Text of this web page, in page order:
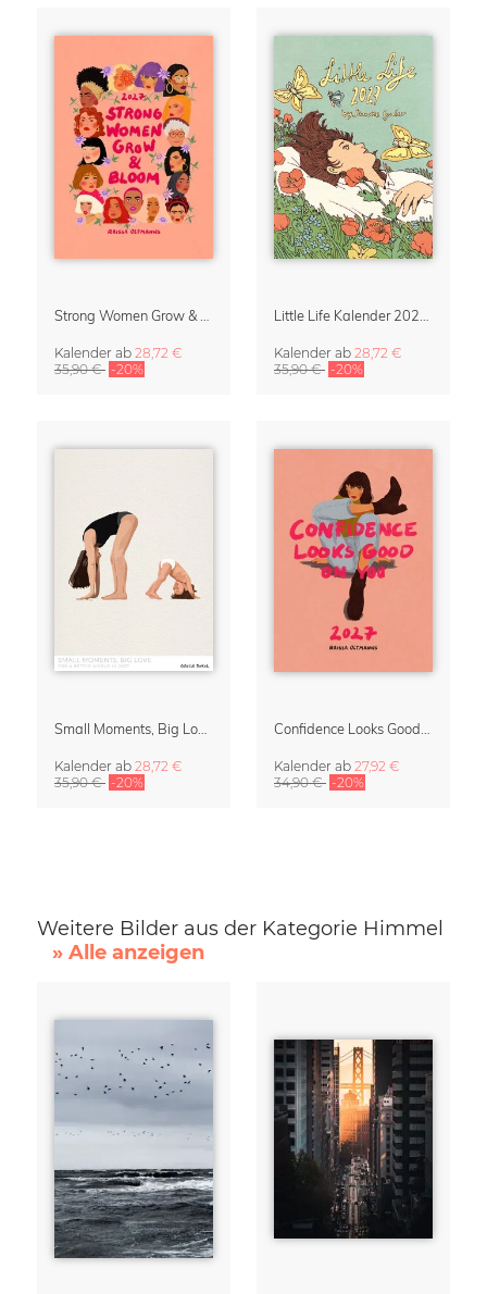
Strong Women Grow & Bloom Kalender 2027
Kalender ab 28,72 €
35,90 € -20%
Little Life Kalender 2027 von Simone Goder
Kalender ab 28,72 €
35,90 € -20%
Small Moments, Big Love – Mutterschaftskalender von Giselle Dekel
Kalender ab 28,72 €
35,90 € -20%
Confidence Looks Good On You Kalender 2027
Kalender ab 27,92 €
34,90 € -20%
Weitere Bilder aus der Kategorie Himmel
» Alle anzeigen